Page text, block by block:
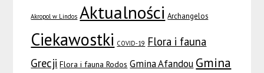
Akropol w Lindos Aktualności Archangelos
Ciekawostki COVID-19 Flora i fauna
Grecji Flora i fauna Rodos Gmina Afandou Gmina